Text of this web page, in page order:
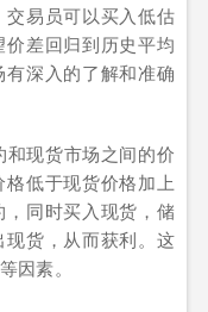
易员可以买入低估
差回归到历史平均
深入的了解和准确
现货市场之间的价
低于现货价格加上
同时买入现货，储
货，从而获利。这
因素。